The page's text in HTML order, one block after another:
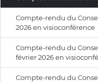
Compte-rendu du
2026 en visioconférence
Compte-rendu du
février 2026 en
Compte-rendu du